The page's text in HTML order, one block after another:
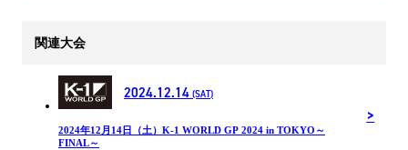
関連大会
2024.12.14 (SAT)
2024年12⽉14⽇（土）K-1 WORLD GP 2024 in TOKYO～
FINAL～